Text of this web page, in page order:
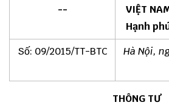
--
VIỆT
Hạnh
Số: 09/2015/TT-BTC
Hà Nội,
THÔNG TƯ